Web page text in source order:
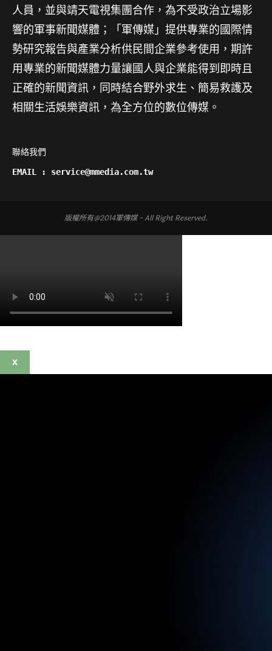
人員，並與靖天電視集團合作，為不受政治立場影
響的軍事新聞媒體；「軍傳媒」提供專業的國際情
勢研究報告與產業分析供民間企業參考使用，期許
用專業的新聞媒體力量讓國人與企業能得到即時且
正確的新聞資訊，同時結合野外求生、簡易救護及
相關生活娛樂資訊，為全方位的數位傳媒。
聯絡我們
EMAIL : service@mmedia.com.tw
版權所有@2014軍傳媒 - All Right Reserved.
X